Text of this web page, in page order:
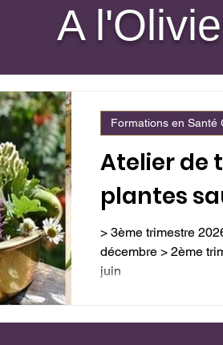
A
Atelier de
plantes
> 3ème trimestre
décembre > 2ème trimestre 2027 : les dimanches 14 mars – 18 avril - 6
juin
Formations en Santé